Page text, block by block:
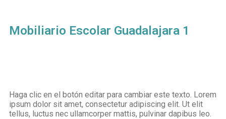
Mobiliario Escolar Guadalajara 1
Haga clic en el botón editar para cambiar este texto. Lorem
ipsum dolor sit amet, consectetur adipiscing elit. Ut elit
tellus, luctus nec ullamcorper mattis, pulvinar dapibus leo.